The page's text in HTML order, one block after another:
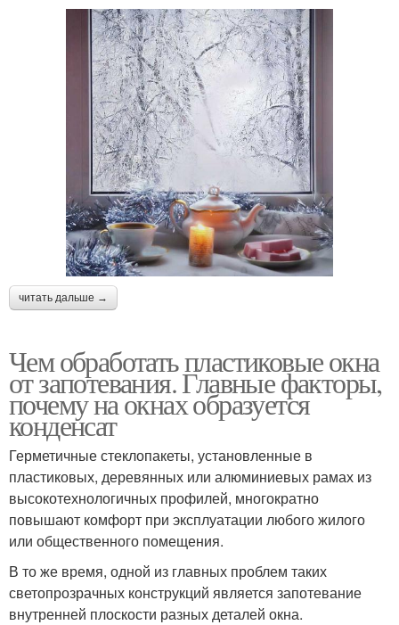
читать дальше →
Чем обработать пластиковые окна
от запотевания. Главные факторы,
почему на окнах образуется
конденсат
Герметичные стеклопакеты, установленные в
пластиковых, деревянных или алюминиевых рамах из
высокотехнологичных профилей, многократно
повышают комфорт при эксплуатации любого жилого
или общественного помещения.
В то же время, одной из главных проблем таких
светопрозрачных конструкций является запотевание
внутренней плоскости разных деталей окна.